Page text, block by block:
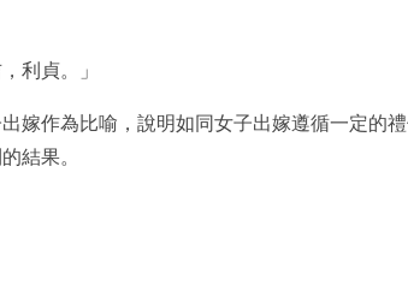
利貞。」
嫁作為比喻，說明如同女子出嫁遵循一定的
結果。